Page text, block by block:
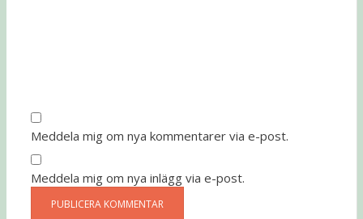
Meddela mig om nya kommentarer via e-post.
Meddela mig om nya inlägg via e-post.